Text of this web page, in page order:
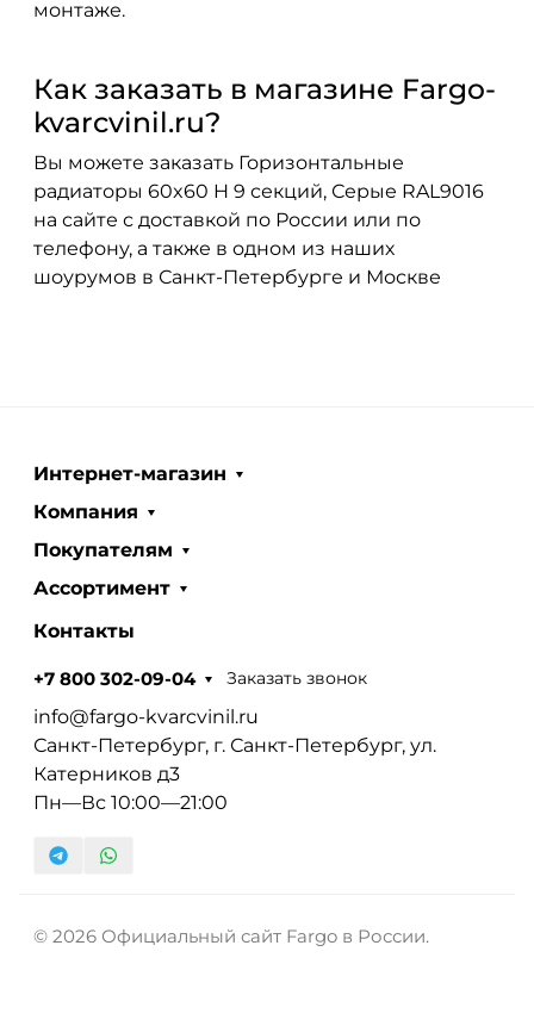
монтаже.
Как заказать в магазине Fargo-
kvarcvinil.ru?
Вы можете заказать Горизонтальные
радиаторы 60x60 H 9 секций, Серые RAL9016
на сайте с доставкой по России или по
телефону, а также в одном из наших
шоурумов в Санкт-Петербурге и Москве
Интернет-магазин
Компания
Покупателям
Ассортимент
Контакты
+7 800 302-09-04 Заказать звонок
info@fargo-kvarcvinil.ru
Санкт-Петербург, г. Санкт-Петербург, ул.
Катерников д3
Пн—Вс 10:00—21:00
© 2026 Официальный сайт Fargo в России.